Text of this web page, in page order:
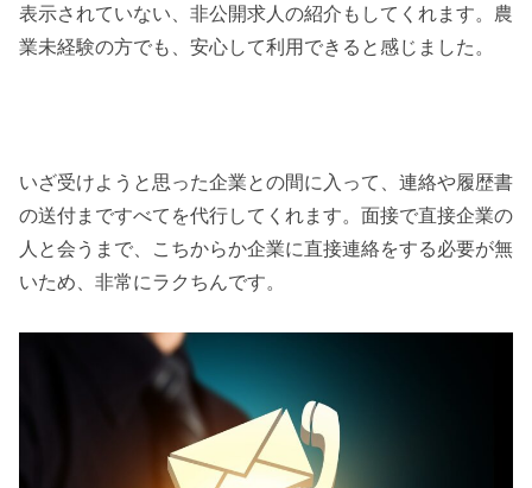
表示されていない、非公開求人の紹介もしてくれます。農
業未経験の方でも、安心して利用できると感じました。
いざ受けようと思った企業との間に入って、連絡や履歴書
の送付まですべてを代行してくれます。面接で直接企業の
人と会うまで、こちからか企業に直接連絡をする必要が無
いため、非常にラクちんです。